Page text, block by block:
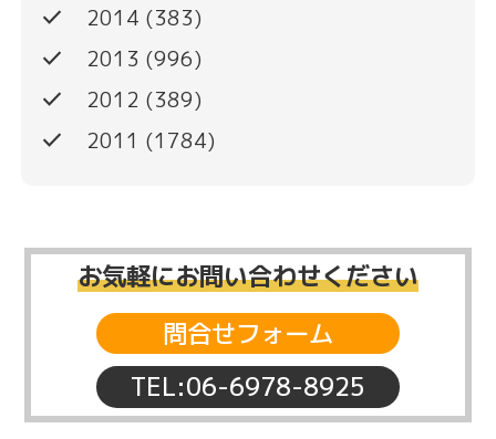
done 2014 (383)
done 2013 (996)
done 2012 (389)
done 2011 (1784)
お気軽にお問い合わせください
TEL:06-6978-8925
問合せフォーム